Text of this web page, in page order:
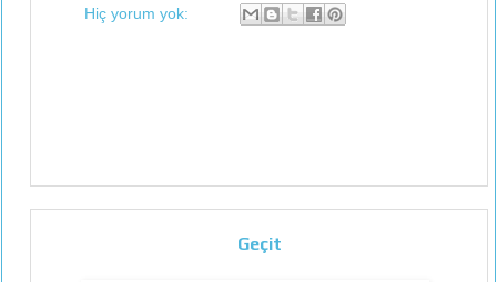
Hiç yorum yok:
Geçit